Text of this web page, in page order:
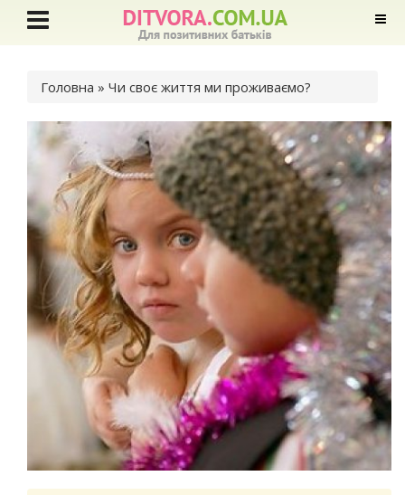
Ви є тут
Головна » Чи своє життя ми проживаємо?